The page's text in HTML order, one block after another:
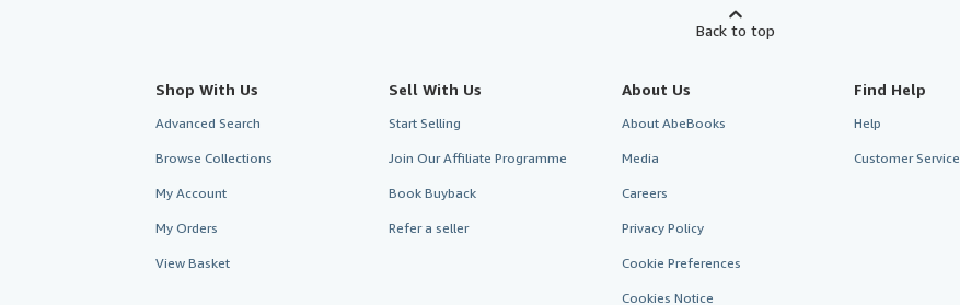
Back to top
Shop With Us
Advanced Search
Browse Collections
My Account
My Orders
View Basket
Sell With Us
Start Selling
Join Our Affiliate Programme
Book Buyback
Refer a seller
About Us
About AbeBooks
Media
Careers
Privacy Policy
Cookie Preferences
Cookies Notice
Find Help
Help
Customer Service